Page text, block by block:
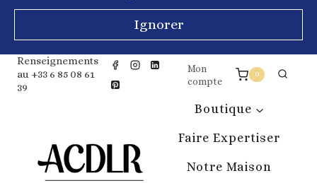
Ignorer
Renseignements
au +33 6 85 08 61
39
Mon
compte
0
Boutique
Faire Expertiser
Notre Maison